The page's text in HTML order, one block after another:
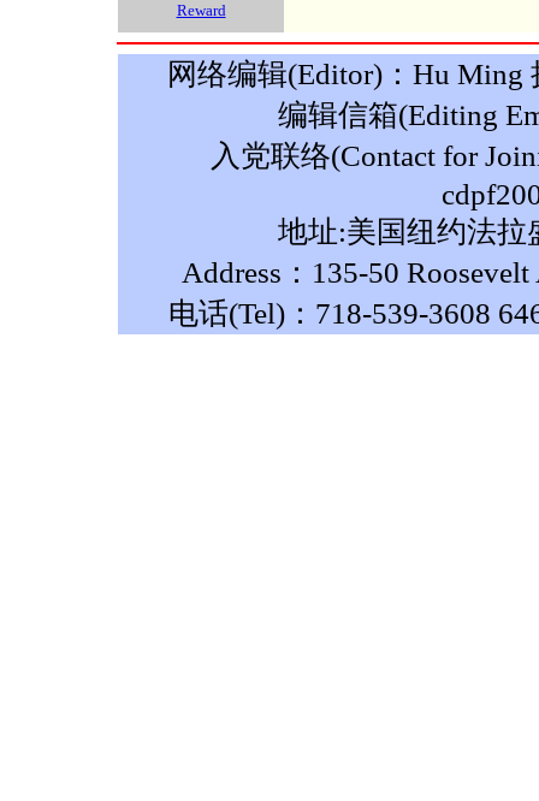
Reward
网络编辑(Editor)：Hu Ming
编辑信箱(Editing
入党联络(Contact for
地址:美国纽约法拉
Address：135-50
电话(Tel)：718-539-3608